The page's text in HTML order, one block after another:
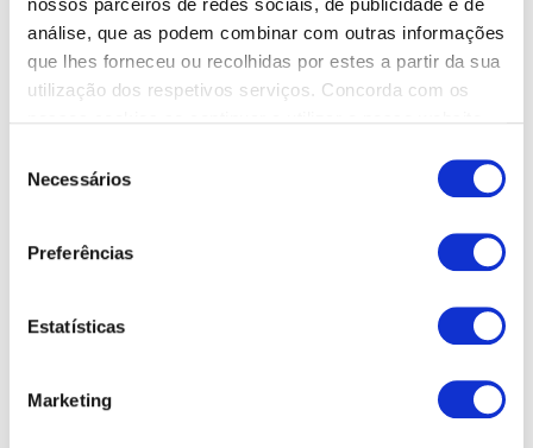
análise, que as podem combinar com outras informações
que lhes forneceu ou recolhidas por estes a partir da sua
utilização dos respetivos serviços. Concorda com os
Necessários
Preferências
Estatísticas
Marketing